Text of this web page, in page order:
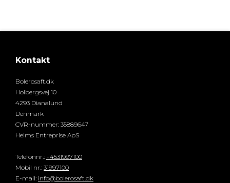
Kontakt
Bolerosaft.dk
Holbergsvej 10
4293 Dianalund
Denmark
CVR-nummer: 35889647
Helms Entreprise ApS
Telefonnr.: +4531997100
Mobil nr.: 31997100
E-mail: info@bolerosaft.dk